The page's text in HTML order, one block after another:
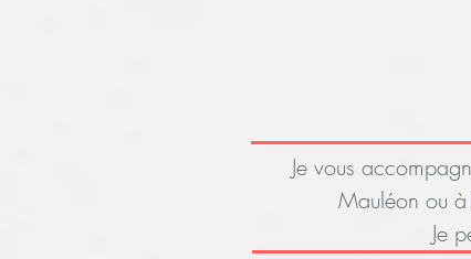
Je vous
Mauléon ou à
Je